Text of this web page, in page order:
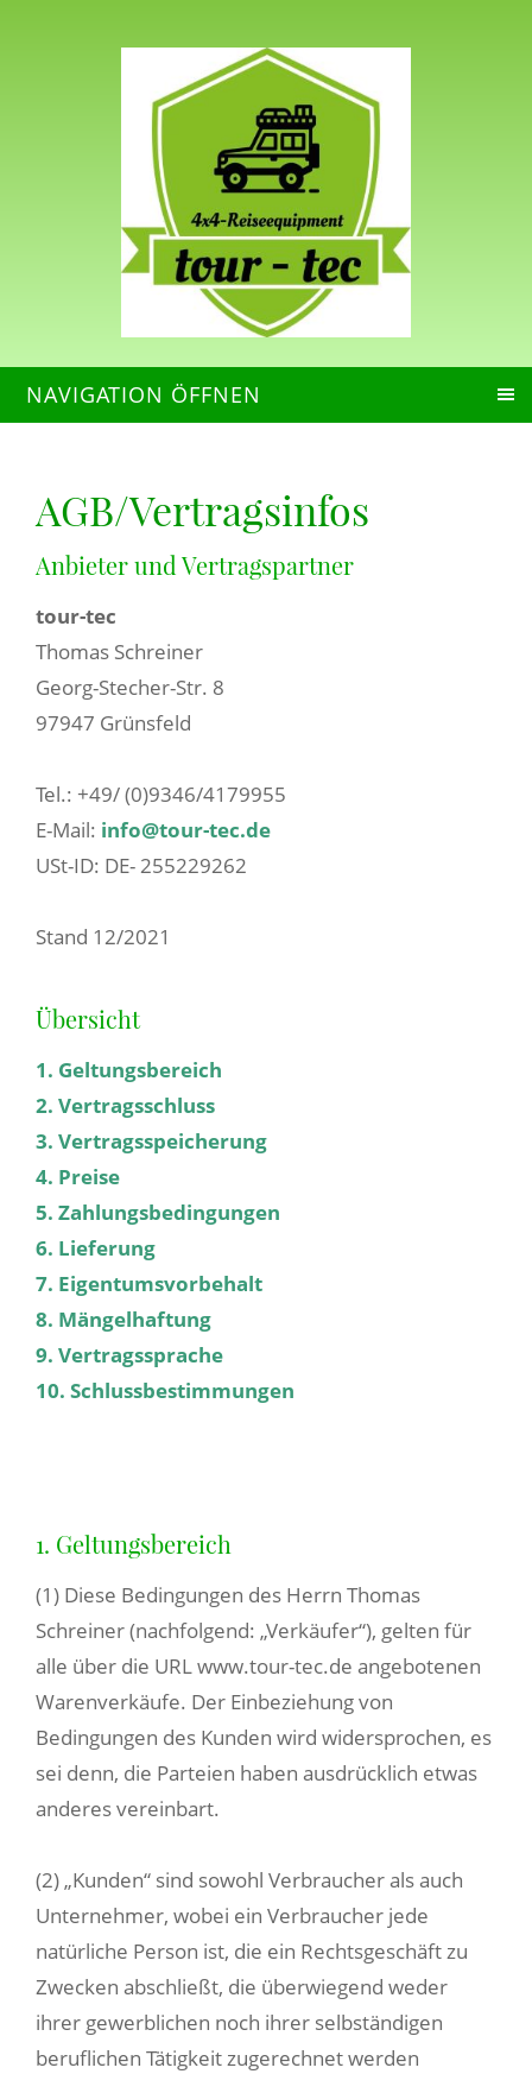
NAVIGATION ÖFFNEN
AGB/Vertragsinfos
Anbieter und Vertragspartner
tour-tec
Thomas Schreiner
Georg-Stecher-Str. 8
97947 Grünsfeld
Tel.: +49/ (0)9346/4179955
E-Mail: info@tour-tec.de
USt-ID: DE- 255229262
Stand 12/2021
Übersicht
1. Geltungsbereich
2. Vertragsschluss
3. Vertragsspeicherung
4. Preise
5. Zahlungsbedingungen
6. Lieferung
7. Eigentumsvorbehalt
8. Mängelhaftung
9. Vertragssprache
10. Schlussbestimmungen
1. Geltungsbereich
(1) Diese Bedingungen des Herrn Thomas
Schreiner(nachfolgend: „Verkäufer“), gelten für
alle über die URL www.tour-tec.de angebotenen
Warenverkäufe. Der Einbeziehung von
Bedingungen des Kunden wird widersprochen, es
sei denn, die Parteien haben ausdrücklich etwas
anderes vereinbart.
(2) „Kunden“ sind sowohl Verbraucher als auch
Unternehmer, wobei ein Verbraucher jede
natürliche Person ist, die ein Rechtsgeschäft zu
Zwecken abschließt, die überwiegend weder
ihrer gewerblichen noch ihrer selbständigen
beruflichen Tätigkeit zugerechnet werden